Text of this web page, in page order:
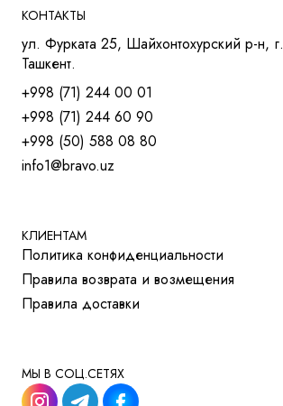
КРЕСЛА ДЛЯ ТРЕНИНГОВ
МЯГКАЯ МЕБЕЛЬ
СТОЛЫ
СТОЛ ДЛЯ РУКОВОДИТЕЛЯ
СТОЛЫ OPEN-SPACE
СТОЛЫ ДЛЯ МЕНЕДЖЕРОВ
СТОЛЫ ДЛЯ ПЕРЕГОВОРОВ
ШКАФЫ И ТУМБЫ
РЕШЕНИЯ ДЛЯ БИЗНЕСА
ДЛЯ ОТЕЛЕЙ
ДЛЯ УЧЕБНЫХ УЧРЕЖДЕНИЙ
КОНТАКТЫ
ул. Фурката 25, Шайхонтохурский р-н, г.
Ташкент.
+998 (71) 244 00 01
+998 (71) 244 60 90
+998 (50) 588 08 80
info1@bravo.uz
КЛИЕНТАМ
Политика конфиденциальности
Правила возврата и возмещения
Правила доставки
МЫ В СОЦ.СЕТЯХ